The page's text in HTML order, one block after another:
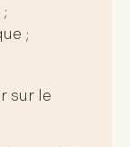
;
sur le